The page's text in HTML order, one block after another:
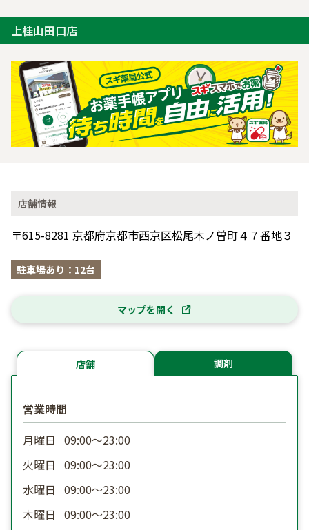
上桂山田口店
店舗情報
〒615-8281 京都府京都市西京区松尾木ノ曽町４７番地３
駐車場あり：12台
マップを開く
店舗 調剤
営業時間
月曜日 09:00〜23:00
火曜日 09:00〜23:00
水曜日 09:00〜23:00
木曜日 09:00〜23:00